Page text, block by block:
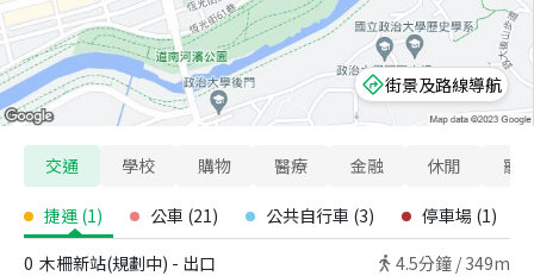
街景及路線導航
交通 學校 購物 醫療 金融 休閒 寵
捷運 (1) 公車 (21) 公共自行車 (3) 停車場 (1)
0 木柵新站(規劃中) - 出口 4.5分鐘 / 349m